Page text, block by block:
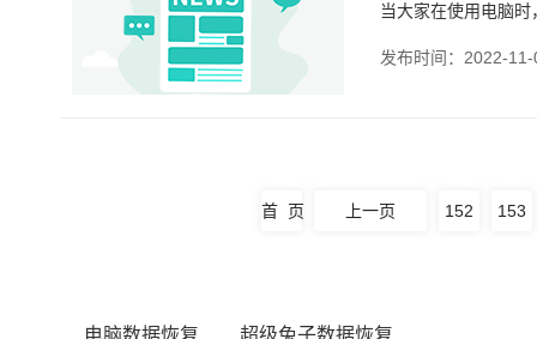
当大家在使用电脑
发布时间：2022-11-
首 页 上一页 152 153
电脑数据恢复 超级兔子数据恢复